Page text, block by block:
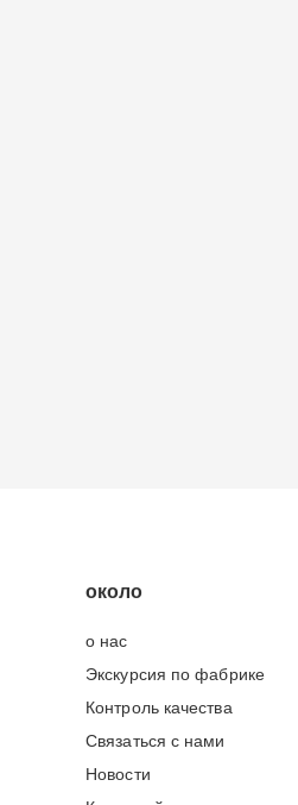
около
о нас
Экскурсия по фабрике
Контроль качества
Связаться с нами
Новости